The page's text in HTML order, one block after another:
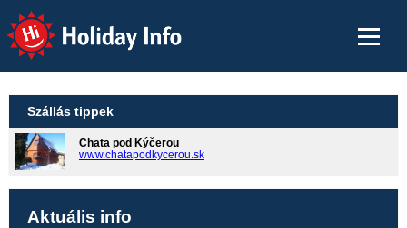
Holiday Info
Szállás tippek
Chata pod Kýčerou
www.chatapodkycerou.sk
Aktuális info